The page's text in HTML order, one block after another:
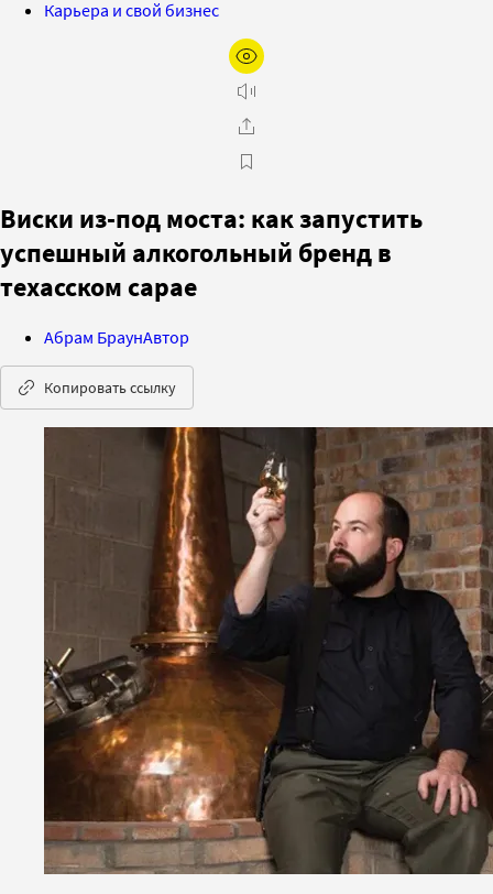
Карьера и свой бизнес
Виски из-под моста: как запустить
успешный алкогольный бренд в
техасском сарае
Абрам БраунАвтор
Копировать ссылку